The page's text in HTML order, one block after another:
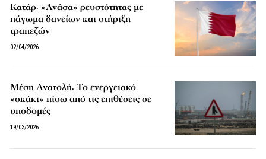
Κατάρ: «Ανάσα» ρευστότητας με
πάγωμα δανείων και στήριξη
τραπεζών
02/04/2026
Μέση Ανατολή: Το ενεργειακό
«σκάκι» πίσω από τις επιθέσεις σε
υποδομές
19/03/2026